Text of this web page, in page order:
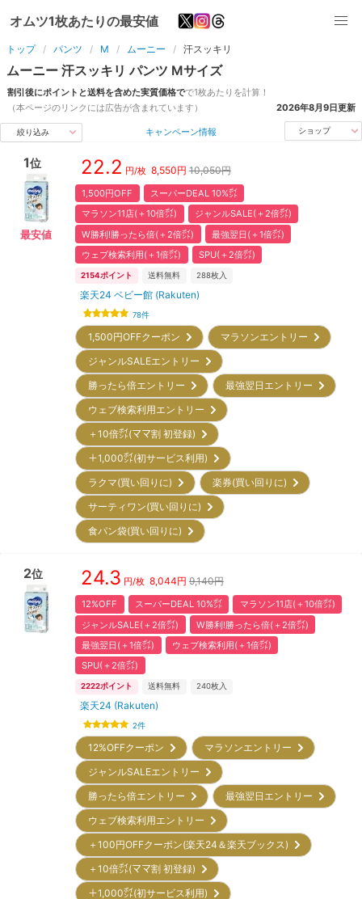
オムツ1枚あたりの最安値
トップ パンツ M ムーニー 汗スッキリ
ムーニー 汗スッキリ パンツ Mサイズ
割引後にポイントと送料を含めた実質価格でで1枚あたりを計算！
（本ページのリンクには広告が含まれています）
2026年8月9日更新
絞り込み キャンペーン情報 ショップ
1位
最安値
22.2 円/枚 8,550円 10,050円
1,500円OFF
スーパーDEAL 10%㌽
マラソン11店(＋10倍㌽)
ジャンルSALE(＋2倍㌽)
W勝利!勝ったら倍(＋2倍㌽)
最強翌日(＋1倍㌽)
ウェブ検索利用(＋1倍㌽)
SPU(＋2倍㌽)
2154ポイント 送料無料 288枚入
楽天24 ベビー館 (Rakuten)
78件
1,500円OFFクーポン
マラソンエントリー
ジャンルSALEエントリー
勝ったら倍エントリー
最強翌日エントリー
ウェブ検索利用エントリー
＋10倍㌽(ママ割 初登録)
＋1,000㌽(初サービス利用)
ラクマ(買い回りに)
楽券(買い回りに)
サーティワン(買い回りに)
食パン袋(買い回りに)
2位 24.3 円/枚 8,044円 9,140円
12%OFF スーパーDEAL 10%㌽
マラソン11店(＋10倍㌽)
ジャンルSALE(＋2倍㌽)
W勝利!勝ったら倍(＋2倍㌽)
最強翌日(＋1倍㌽)
ウェブ検索利用(＋1倍㌽)
SPU(＋2倍㌽)
2222ポイント 送料無料 240枚入
楽天24 (Rakuten)
2件
12%OFFクーポン
マラソンエントリー
ジャンルSALEエントリー
勝ったら倍エントリー
最強翌日エントリー
ウェブ検索利用エントリー
＋100円OFFクーポン(楽天24＆楽天ブックス)
＋10倍㌽(ママ割 初登録)
＋1,000㌽(初サービス利用)